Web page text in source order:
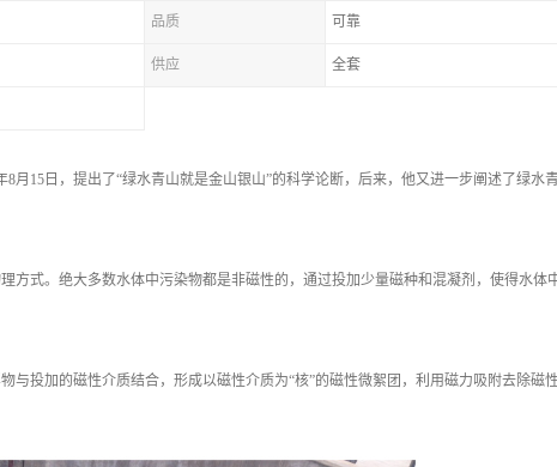
品质 可靠
供应 全套
月15日，提出了“绿水青山就是金山银山”的科学论断，后来，他又进一步阐述了绿水
方式。绝大多数水体中污染物都是非磁性的，通过投加少量磁种和混凝剂，使得水体
投加的磁性介质结合，形成以磁性介质为“核”的磁性微絮团，利用磁力吸附去除磁